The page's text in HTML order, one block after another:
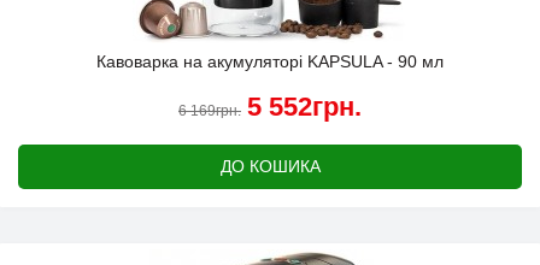
Кавоварка на акумуляторі KAPSULA - 90 мл
6 169грн. 5 552грн.
ДО КОШИКА